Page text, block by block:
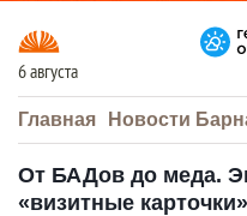
6 августа
Главная Новости
От БАДов до меда.
«визитные